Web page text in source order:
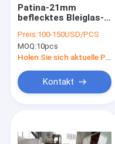
Patina-21mm
beflecktes Bleiglas-
Buntglas Windows
IGCC
Preis:100-150USD/PCS
MOQ:10pcs
Kontakt